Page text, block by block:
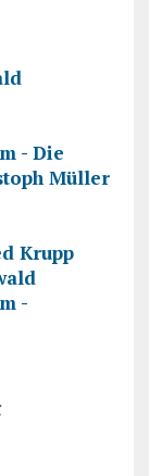
- Die
Müller
Krupp
-